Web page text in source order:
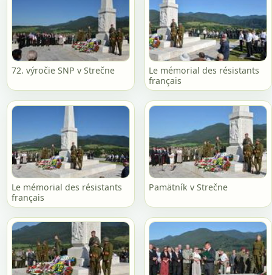
72. výročie SNP v Strečne
Le mémorial des résistants
français
Le mémorial des résistants
français
Pamätník v Strečne